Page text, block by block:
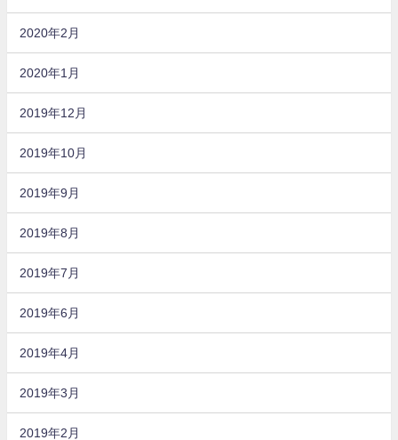
2020年2月
2020年1月
2019年12月
2019年10月
2019年9月
2019年8月
2019年7月
2019年6月
2019年4月
2019年3月
2019年2月